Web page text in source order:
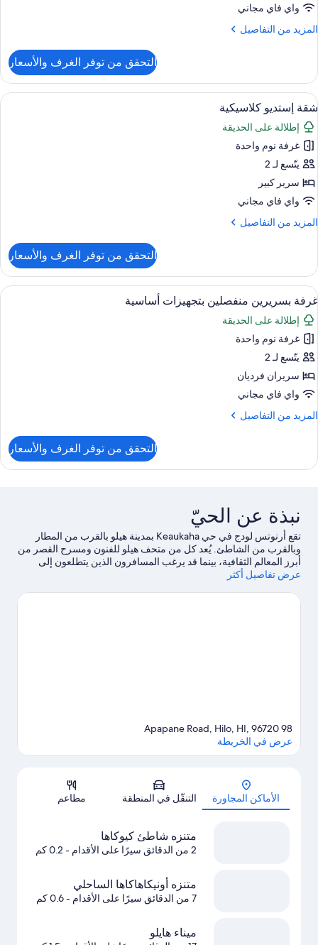
واي فاي مجاني
المزيد من التفاصيل
المزيد
جناح
عائلي
التحقق من توفر الغرف والأسعار
استعراض
جميع
صور
شقة
إستديو
كلاسيكية
8
شقة إستديو كلاسيكية
إطلالة على الحديقة
غرفة نوم واحدة
يتّسع لـ 2
سرير كبير
واي فاي مجاني
المزيد من التفاصيل
المزيد
شقة
إستديو
كلاسيكية
التحقق من توفر الغرف والأسعار
استعراض
جميع
صور
غرفة
بسريرين
منفصلين
بتجهيزات
أساسية
واي فاي مجانًا وملاءات أسرّة
4
غرفة بسريرين منفصلين بتجهيزات أساسية
إطلالة على الحديقة
غرفة نوم واحدة
يتّسع لـ 2
سريران فرديان
واي فاي مجاني
المزيد من التفاصيل
المزيد
غرفة
أساسية
التحقق من توفر الغرف والأسعار
نبذة عن الحيّ
تقع أرنوتس لودج في حي Keaukaha بمدينة هيلو بالقرب من المطار
وبالقرب من الشاطئ. يُعد كل من متحف هيلو للفنون ومسرح القصر من
أبرز المعالم الثقافية، بينما قد يرغب المسافرون الذين يتطلعون إلى
التسوق في زيارة كل من مركز هيلو للتسوق وسوق هيلو فارمرز.لا
اغتنم فرصة استكشاف المنطقة بغرض الاستمتاع بخوض تجارب مثيرة
عرض تفاصيل أكثر
الخريطة
98 Apapane Road, Hilo, HI, 96720
عرض في الخريطة
الأماكن المجاورة التنقّل في المنطقة مطاعم
متنزه شاطئ كيوكاها
2 من الدقائق سيرًا على الأقدام - 0.2 كم
متنزه أونيكاهاكاها الساحلي
7 من الدقائق سيرًا على الأقدام - 0.6 كم
ميناء هايلو